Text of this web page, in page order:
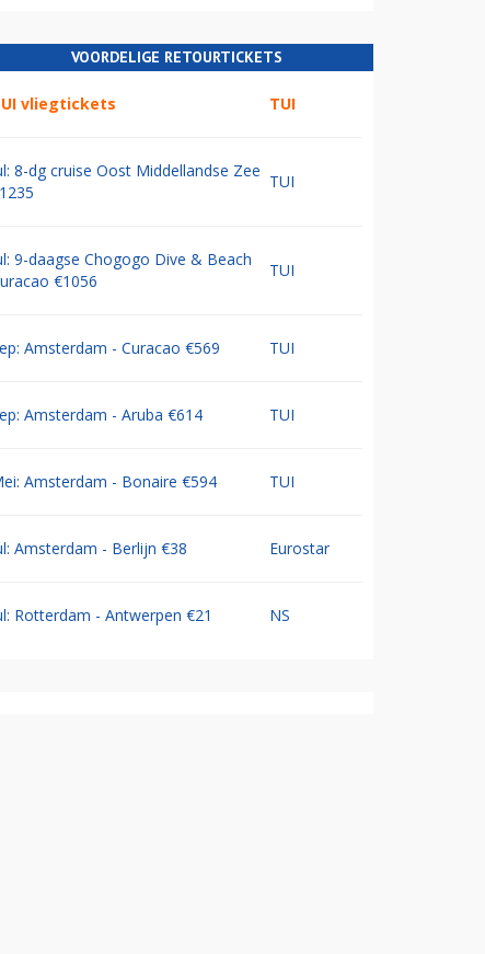
VOORDELIGE RETOURTICKETS
vliegtickets TUI
8-dg cruise Oost Middellandse Zee
TUI
9-daagse Chogogo Dive & Beach
€1056
TUI
Amsterdam - Curacao €569 TUI
Amsterdam - Aruba €614 TUI
Amsterdam - Bonaire €594 TUI
Amsterdam - Berlijn €38 Eurostar
Rotterdam - Antwerpen €21 NS